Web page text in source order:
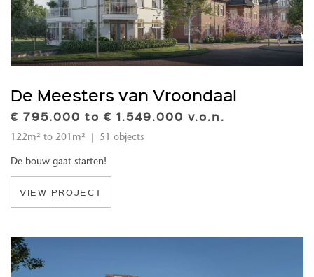
De Meesters van Vroondaal
€ 795.000 to € 1.549.000 v.o.n.
122m² to 201m² | 51 objects
De bouw gaat starten!
VIEW PROJECT